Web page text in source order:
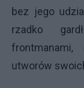
bez jego
rzadko
utworów